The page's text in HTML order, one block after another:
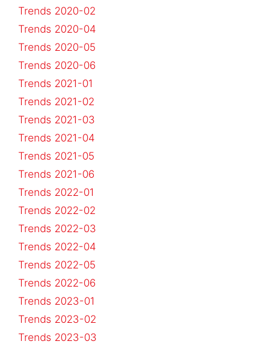
Trends 2020-02
Trends 2020-04
Trends 2020-05
Trends 2020-06
Trends 2021-01
Trends 2021-02
Trends 2021-03
Trends 2021-04
Trends 2021-05
Trends 2021-06
Trends 2022-01
Trends 2022-02
Trends 2022-03
Trends 2022-04
Trends 2022-05
Trends 2022-06
Trends 2023-01
Trends 2023-02
Trends 2023-03